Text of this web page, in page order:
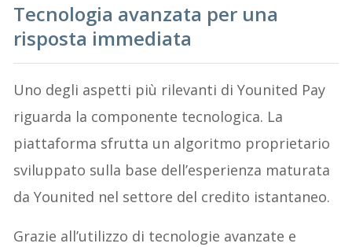
Tecnologia avanzata per una
risposta immediata
Uno degli aspetti più rilevanti di Younited Pay
riguarda la componente tecnologica. La
piattaforma sfrutta un algoritmo proprietario
sviluppato sulla base dell’esperienza maturata
da Younited nel settore del credito istantaneo.
Grazie all’utilizzo di tecnologie avanzate e